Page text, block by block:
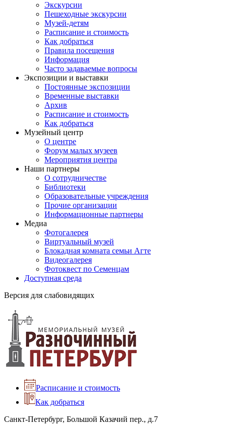
Экскурсии
Пешеходные экскурсии
Музей-детям
Расписание и стоимость
Как добраться
Правила посещения
Информация
Часто задаваемые вопросы
Экспозиции и выставки
Постоянные экспозиции
Временные выставки
Архив
Расписание и стоимость
Как добраться
Музейный центр
О центре
Форум малых музеев
Мероприятия центра
Наши партнеры
О сотрудничестве
Библиотеки
Образовательные учреждения
Прочие организации
Информационные партнеры
Медиа
Фотогалерея
Виртуальный музей
Блокадная комната семьи Агте
Видеогалерея
Фотоквест по Семенцам
Доступная среда
Версия для слабовидящих
Расписание и стоимость
Как добраться
Санкт-Петербург, Большой Казачий пер., д.7